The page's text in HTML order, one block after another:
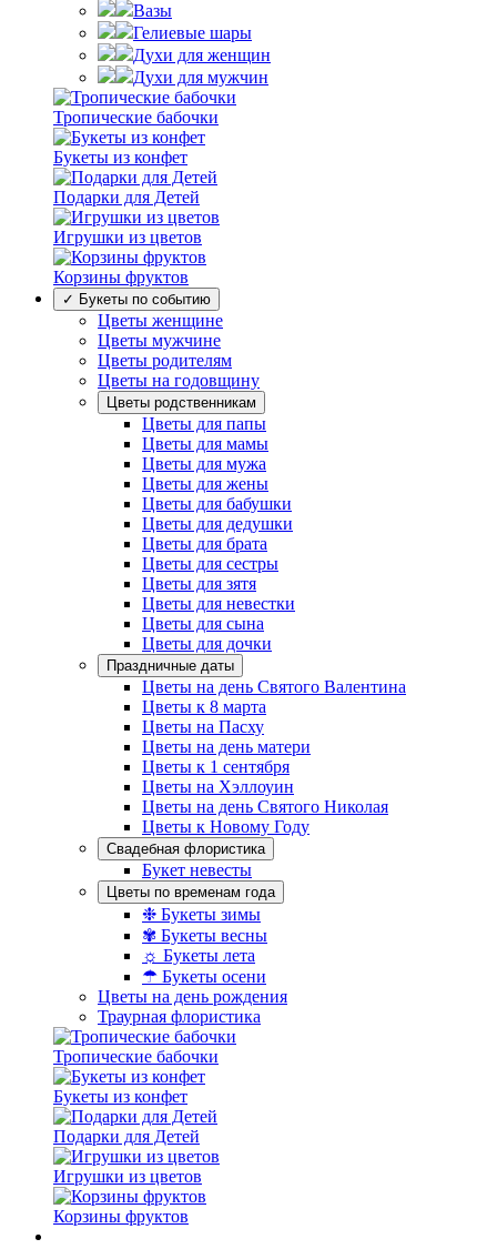
Вазы
Гелиевые шары
Духи для женщин
Духи для мужчин
Тропические бабочки
Букеты из конфет
Подарки для Детей
Игрушки из цветов
Корзины фруктов
✓ Букеты по событию
Цветы женщине
Цветы мужчине
Цветы родителям
Цветы на годовщину
Цветы родственникам
Цветы для папы
Цветы для мамы
Цветы для мужа
Цветы для жены
Цветы для бабушки
Цветы для дедушки
Цветы для брата
Цветы для сестры
Цветы для зятя
Цветы для невестки
Цветы для сына
Цветы для дочки
Праздничные даты
Цветы на день Святого Валентина
Цветы к 8 марта
Цветы на Пасху
Цветы на день матери
Цветы к 1 сентября
Цветы на Хэллоуин
Цветы на день Святого Николая
Цветы к Новому Году
Свадебная флористика
Букет невесты
Цветы по временам года
❉ Букеты зимы
✾ Букеты весны
☼ Букеты лета
☂ Букеты осени
Цветы на день рождения
Траурная флористика
Тропические бабочки
Букеты из конфет
Подарки для Детей
Игрушки из цветов
Корзины фруктов